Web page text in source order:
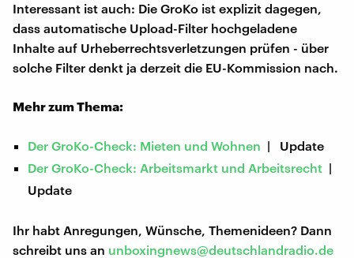
Interessant ist auch: Die GroKo ist explizit dagegen,
dass automatische Upload-Filter hochgeladene
Inhalte auf Urheberrechtsverletzungen prüfen - über
solche Filter denkt ja derzeit die EU-Kommission nach.
Mehr zum Thema:
Der GroKo-Check: Mieten und Wohnen | Update
Der GroKo-Check: Arbeitsmarkt und Arbeitsrecht |
Update
Ihr habt Anregungen, Wünsche, Themenideen? Dann
schreibt uns an unboxingnews@deutschlandradio.de